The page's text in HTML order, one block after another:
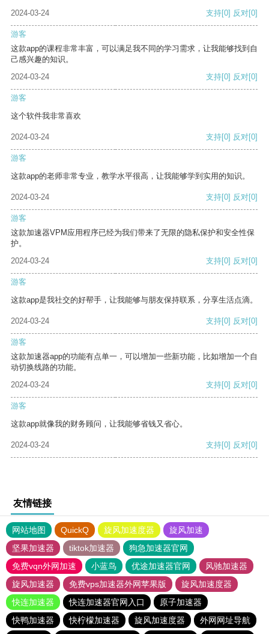
2024-03-24 支持[0] 反对[0]
游客
这款app的课程非常丰富，可以满足我不同的学习需求，让我能够找到自
己感兴趣的知识。
2024-03-24
支持[0] 反对[0]
游客
这个软件我非常喜欢
2024-03-24 支持[0] 反对[0]
游客
这款app的老师非常专业，教学水平很高，让我能够学到实用的知识。
2024-03-24 支持[0] 反对[0]
游客
这款加速器VPM应用程序已经为我们带来了无限的隐私保护和安全性保
护。
2024-03-24
支持[0] 反对[0]
游客
这款app是我社交的好帮手，让我能够与朋友保持联系，分享生活点滴。
2024-03-24 支持[0] 反对[0]
游客
这款加速器app的功能有点单一，可以增加一些新功能，比如增加一个自
动切换线路的功能。
2024-03-24
支持[0] 反对[0]
游客
这款app就像我的财务顾问，让我能够省钱又省心。
2024-03-24 支持[0] 反对[0]
友情链接
网站地图 QuickQ 旋风加速度器
旋风加速
坚果加速器
tiktok加速器
狗急加速器官网
免费vqn外网加速
小蓝鸟 优途加速器官网
风驰加速器
旋风加速器
免费vps加速器外网苹果版
旋风加速度器
快连加速器
快连加速器官网入口
原子加速器
快鸭加速器
快柠檬加速器 旋风加速度器
外网网址导航